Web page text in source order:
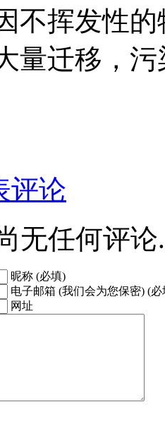
不挥发性
量迁移，
评论
无任何评论.
昵称 (必填)
电子邮箱 (我们会为您保密) (必
网址